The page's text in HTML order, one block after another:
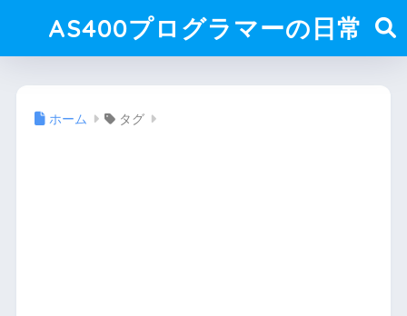
AS400プログラマーの日常
ホーム タグ